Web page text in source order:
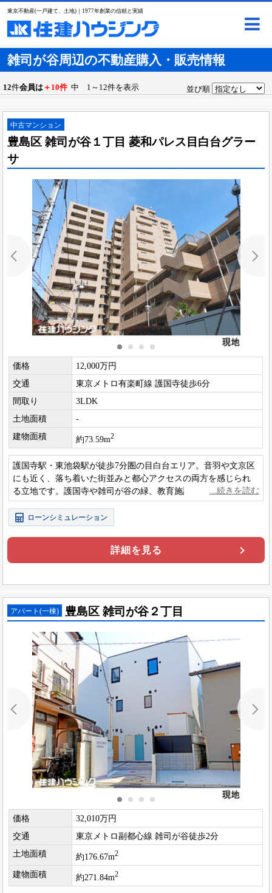
東京不動産(一戸建て、土地)｜1977年創業の信頼と実績
雑司が谷周辺の不動産購入・販売情報
12件会員は ＋10件 中 1～12件を表示 並び順
中古マンション
豊島区 雑司が谷１丁目 菱和パレス目白台グラー
サ
価格
12,000万円
交通
東京メトロ有楽町線 護国寺徒歩6分
間取り
3LDK
土地面積
-
建物面積
約73.59m2
護国寺駅・東池袋駅が徒歩7分圏の目白台エリア。音羽や文京区
にも近く、落ち着いた街並みと都心アクセスの両方を感じられ
る立地です。護国寺や雑司が谷の緑、教育施設が身近で、穏や
かな住環境が広がります。
ローンシミュレーション
詳細を見る
アパート(一棟) 豊島区 雑司が谷２丁目
価格
32,010万円
交通
東京メトロ副都心線 雑司が谷徒歩2分
土地面積
約176.67m2
建物面積 約271.84m2